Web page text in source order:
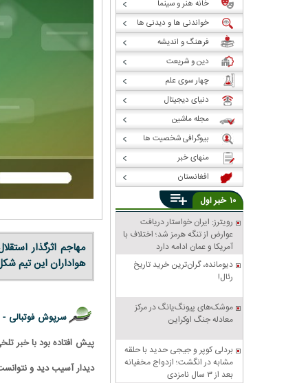
مهاجم اثرگذار
هواداران این تیم
سرپوش فوتبالی
دیدار آسیب دید و
خانه هنر و سینما
خواندنی ها و دیدنی ها
فرهنگ و اندیشه
دین و شریعت
چهار سوی علم
دنیای دیجیتال
مجله ماشین
بیوگرافی شخصیت ها
منهای خبر
افغانستان
۱۰ خبراول
رویترز: ایران خواستار دریافت
عوارض از تنگه هرمز شد؛ اختلاف با
آمریکا و عمان ادامه دارد
دیومانده، گران‌ترین خرید تاریخ
رئال!
موشک‌های پیونگ‌یانگ در مرکز
معادله جنگ اوکراین
بردلی کوپر و جیجی حدید با حلقه‌
مشابه در انگشت؛ ازدواج مخفیانه
بعد از ۳ سال نامزدی